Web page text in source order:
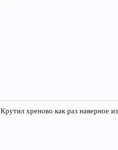
Крутил хреново как раз наверное